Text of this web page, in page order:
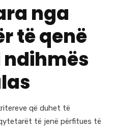
nga
të qenë
që duhet të
të jenë përfitues të